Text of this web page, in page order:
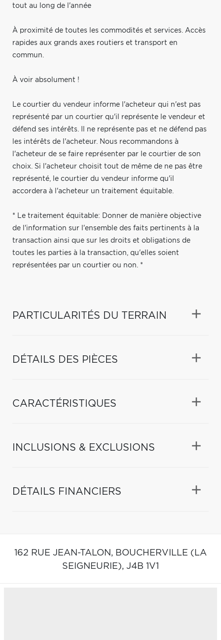
tout au long de l'année
À proximité de toutes les commodités et services. Accès
rapides aux grands axes routiers et transport en
commun.
À voir absolument !
Le courtier du vendeur informe l'acheteur qui n'est pas
représenté par un courtier qu'il représente le vendeur et
défend ses intérêts. Il ne représente pas et ne défend pas
les intérêts de l'acheteur. Nous recommandons à
l'acheteur de se faire représenter par le courtier de son
choix. Si l'acheteur choisit tout de même de ne pas être
représenté, le courtier du vendeur informe qu'il
accordera à l'acheteur un traitement équitable.
* Le traitement équitable: Donner de manière objective
de l'information sur l'ensemble des faits pertinents à la
transaction ainsi que sur les droits et obligations de
toutes les parties à la transaction, qu'elles soient
représentées par un courtier ou non. *
PARTICULARITÉS DU TERRAIN
DÉTAILS DES PIÈCES
CARACTÉRISTIQUES
INCLUSIONS & EXCLUSIONS
DÉTAILS FINANCIERS
162 RUE JEAN-TALON, BOUCHERVILLE (LA
SEIGNEURIE), J4B 1V1